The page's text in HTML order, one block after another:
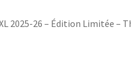
2025-26 – Édition Limitée –